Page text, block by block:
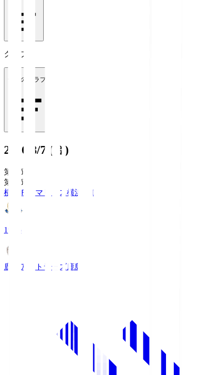
クラブ
全てのクラブ
2026/8/7 (金)
第1節
第1節
横浜Ｆ・マリノス横浜FM
19:26
鹿島アントラーズ鹿島